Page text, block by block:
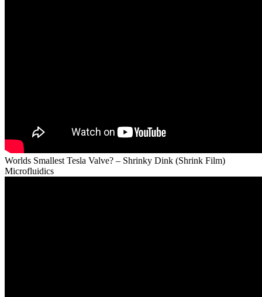
Worlds Smallest Tesla Valve? – Shrinky Dink (Shrink Film)
Microfluidics